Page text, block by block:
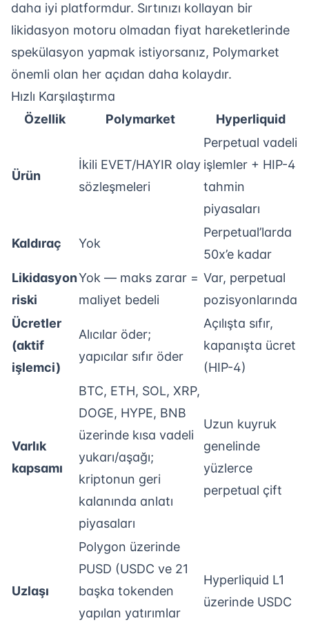
daha iyi platformdur. Sırtınızı kollayan bir
likidasyon motoru olmadan fiyat hareketlerinde
spekülasyon yapmak istiyorsanız, Polymarket
önemli olan her açıdan daha kolaydır.
Hızlı Karşılaştırma
Özellik
Polymarket Hyperliquid
Ürün
İkili EVET/HAYIR olay
sözleşmeleri
Perpetual vadeli
işlemler + HIP-4
tahmin
piyasaları
Kaldıraç Yok
Perpetual’larda
50x’e kadar
Likidasyon
riski
Yok — maks zarar =
maliyet bedeli
Var, perpetual
pozisyonlarında
Ücretler
(aktif
işlemci)
Alıcılar öder;
yapıcılar sıfır öder
Açılışta sıfır,
kapanışta ücret
(HIP-4)
Varlık
kapsamı
BTC, ETH, SOL, XRP,
DOGE, HYPE, BNB
üzerinde kısa vadeli
yukarı/aşağı;
kriptonun geri
kalanında anlatı
piyasaları
Uzun kuyruk
genelinde
yüzlerce
perpetual çift
Uzlaşı
Polygon üzerinde
PUSD (USDC ve 21
başka tokenden
yapılan yatırımlar
Hyperliquid L1
üzerinde USDC